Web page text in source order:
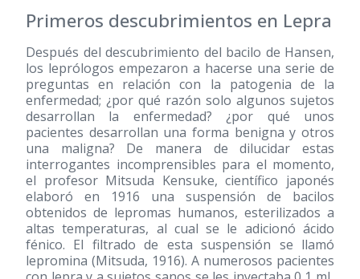
Primeros descubrimientos en Lepra
Después del descubrimiento del bacilo de Hansen,
los leprólogos empezaron a hacerse una serie de
preguntas en relación con la patogenia de la
enfermedad; ¿por qué razón solo algunos sujetos
desarrollan la enfermedad? ¿por qué unos
pacientes desarrollan una forma benigna y otros
una maligna? De manera de dilucidar estas
interrogantes incomprensibles para el momento,
el profesor Mitsuda Kensuke, científico japonés
elaboró en 1916 una suspensión de bacilos
obtenidos de lepromas humanos, esterilizados a
altas temperaturas, al cual se le adicionó ácido
fénico. El filtrado de esta suspensión se llamó
lepromina (Mitsuda, 1916). A numerosos pacientes